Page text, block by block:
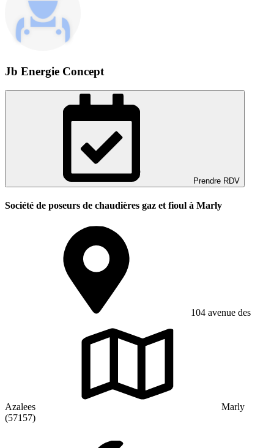
Jb Energie Concept
Prendre RDV
Société de poseurs de chaudières gaz et fioul à Marly
104 avenue des
Azalees
Marly
(57157)